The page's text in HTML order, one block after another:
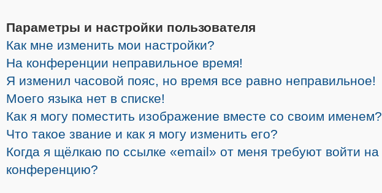
Параметры и настройки пользователя
Как мне изменить мои настройки?
На конференции неправильное время!
Я изменил часовой пояс, но время все равно неправильное!
Моего языка нет в списке!
Как я могу поместить изображение вместе со своим именем?
Что такое звание и как я могу изменить его?
Когда я щёлкаю по ссылке «email» от меня требуют войти на
конференцию?